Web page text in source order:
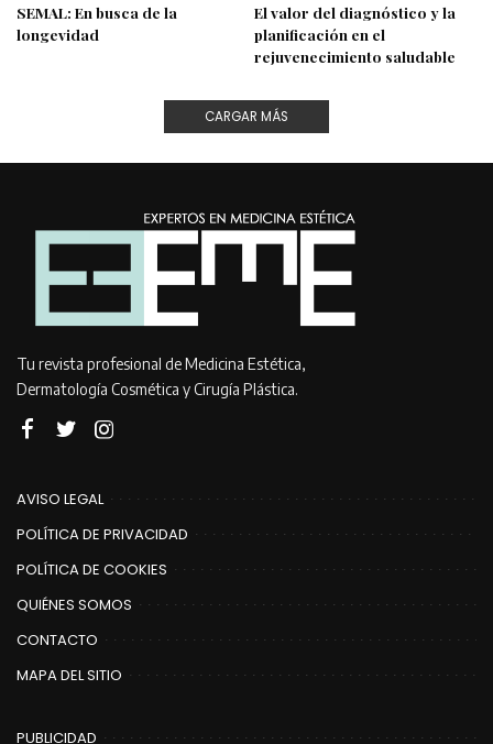
SEMAL: En busca de la
longevidad
El valor del diagnóstico y la
planificación en el
rejuvenecimiento saludable
CARGAR MÁS
Tu revista profesional de Medicina Estética,
Dermatología Cosmética y Cirugía Plástica.
AVISO LEGAL
POLÍTICA DE PRIVACIDAD
POLÍTICA DE COOKIES
QUIÉNES SOMOS
CONTACTO
MAPA DEL SITIO
PUBLICIDAD